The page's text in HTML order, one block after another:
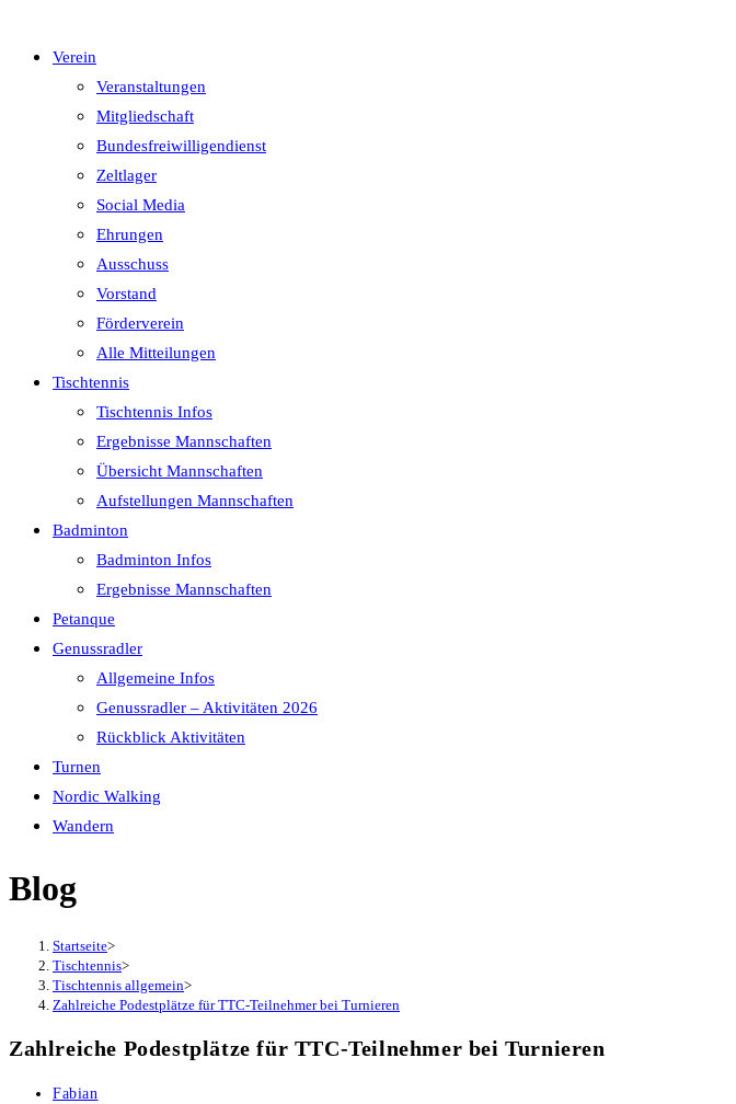
Verein
Veranstaltungen
Mitgliedschaft
Bundesfreiwilligendienst
Zeltlager
Social Media
Ehrungen
Ausschuss
Vorstand
Förderverein
Alle Mitteilungen
Tischtennis
Tischtennis Infos
Ergebnisse Mannschaften
Übersicht Mannschaften
Aufstellungen Mannschaften
Badminton
Badminton Infos
Ergebnisse Mannschaften
Petanque
Genussradler
Allgemeine Infos
Genussradler – Aktivitäten 2026
Rückblick Aktivitäten
Turnen
Nordic Walking
Wandern
Blog
Startseite>
Tischtennis>
Tischtennis allgemein>
Zahlreiche Podestplätze für TTC-Teilnehmer bei Turnieren
Zahlreiche Podestplätze für TTC-Teilnehmer bei Turnieren
Beitrags-
Fabian